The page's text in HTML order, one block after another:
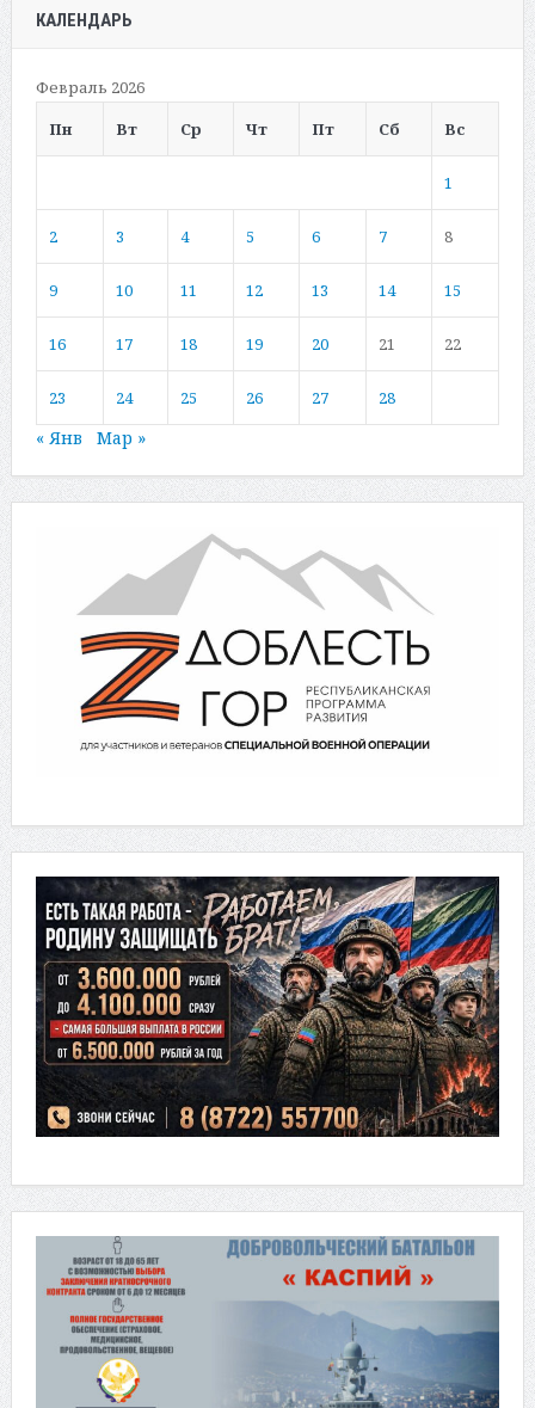
КАЛЕНДАРЬ
Февраль 2026
Пн
Вт Ср Чт Пт Сб Вс
1
2 3 4 5 6 7 8
9 10 11 12 13 14 15
16 17 18 19 20 21 22
23 24 25 26 27 28
« Янв Мар »